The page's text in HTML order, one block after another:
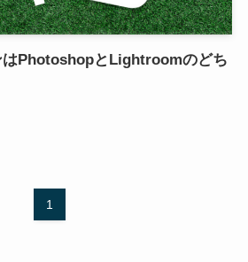
はPhotoshopとLightroomのどち
1